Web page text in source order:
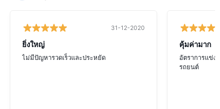
31-12-2020
ยิ่งใหญ่
ไม่มีปัญหารวดเร็วและประหยัด
คุ้มค่ามาก
อัตราการแข่
รถยนต์